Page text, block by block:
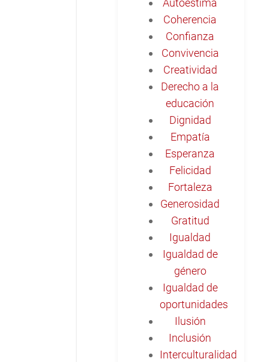
Autoestima
Coherencia
Confianza
Convivencia
Creatividad
Derecho a la
educación
Dignidad
Empatía
Esperanza
Felicidad
Fortaleza
Generosidad
Gratitud
Igualdad
Igualdad de
género
Igualdad de
oportunidades
Ilusión
Inclusión
Interculturalidad